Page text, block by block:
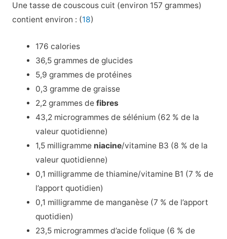
Une tasse de couscous cuit (environ 157 grammes)
contient environ : (18)
176 calories
36,5 grammes de glucides
5,9 grammes de protéines
0,3 gramme de graisse
2,2 grammes defibres
43,2 microgrammes de sélénium (62 % de la
valeur quotidienne)
1,5 milligramme niacine/vitamine B3 (8 % de la
valeur quotidienne)
0,1 milligramme dethiamine/vitamine B1 (7 % de
l’apport quotidien)
0,1 milligramme de manganèse (7 % de l’apport
quotidien)
23,5 microgrammes d’acide folique (6 % de